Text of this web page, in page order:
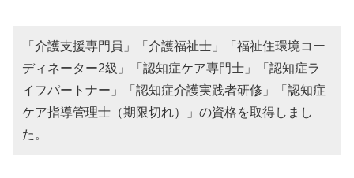
「介護支援専門員」「介護福祉士」「福祉住環境コー
ディネーター2級」「認知症ケア専門士」「認知症ラ
イフパートナー」「認知症介護実践者研修」「認知症
ケア指導管理士（期限切れ）」の資格を取得しまし
た。